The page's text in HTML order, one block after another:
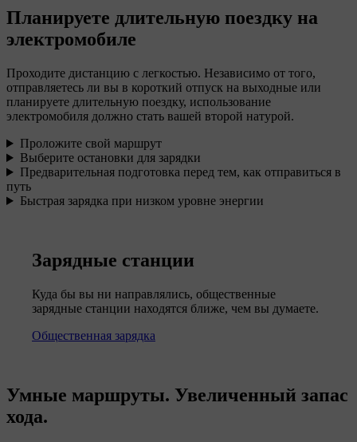
Планируете длительную поездку на
электромобиле
Проходите дистанцию с легкостью. Независимо от того,
отправляетесь ли вы в короткий отпуск на выходные или
планируете длительную поездку, использование
электромобиля должно стать вашей второй натурой.
Проложите свой маршрут
Выберите остановки для зарядки
Предварительная подготовка перед тем, как отправиться в
путь
Быстрая зарядка при низком уровне энергии
Зарядные станции
Куда бы вы ни направлялись, общественные
зарядные станции находятся ближе, чем вы думаете.
Общественная зарядка
Умные маршруты. Увеличенный запас
хода.